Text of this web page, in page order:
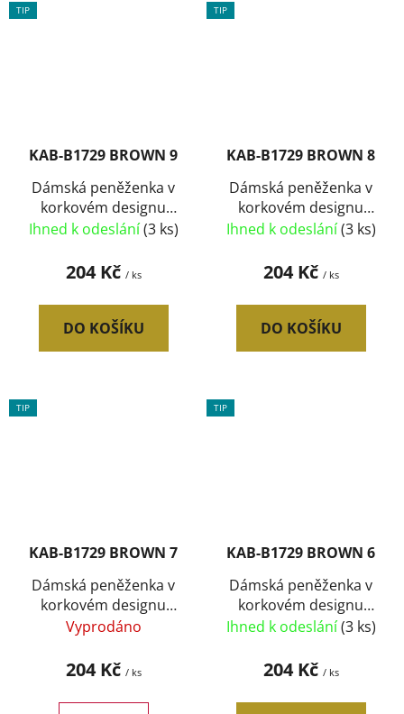
TIP
KAB-B1729 BROWN 9
Dámská peněženka v
korkovém designu
B1729 typ9
Ihned k odeslání(3 ks)
204 Kč / ks
DO KOŠÍKU
TIP
KAB-B1729 BROWN 8
Dámská peněženka v
korkovém designu
B1729 typ8
Ihned k odeslání(3 ks)
204 Kč / ks
DO KOŠÍKU
TIP
KAB-B1729 BROWN 7
Dámská peněženka v
korkovém designu
B1729 typ7
Vyprodáno
204 Kč / ks
TIP
KAB-B1729 BROWN 6
Dámská peněženka v
korkovém designu
B1729 typ6
Ihned k odeslání(3 ks)
204 Kč / ks